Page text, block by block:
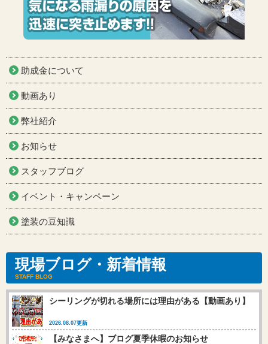
助成金について
動画あり
弊社紹介
お知らせ
スタッフブログ
イベント・キャンペーン
塗装の豆知識
現場ブログ・新着情報
STAFF BLOG
シーリングが切れる場所には理由がある【動画あり】
2026.08.07更新
【みなさまへ】ブログ夏季休暇のお知らせ